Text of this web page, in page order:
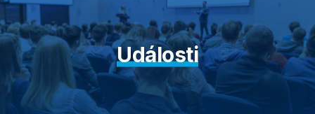
Události